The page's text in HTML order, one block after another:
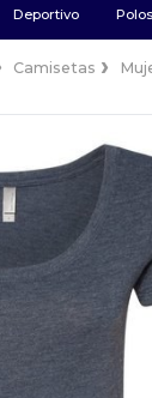
Deportivo Polos
Camisetas